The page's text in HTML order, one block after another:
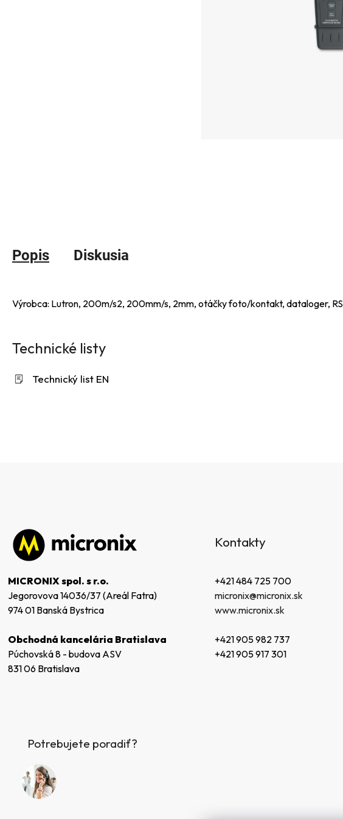
Popis Diskusia
Výrobca: Lutron, 200m/s2, 200mm/s, 2mm, otáčky foto/kontakt, dataloger, RS
Technické listy
Technický list EN
MICRONIX spol. s r.o.
Jegorovova 14036/37 (Areál Fatra)
974 01 Banská Bystrica
Obchodná kancelária Bratislava
Púchovská 8 - budova ASV
831 06 Bratislava
Kontakty
+421 484 725 700
micronix@micronix.sk
www.micronix.sk
+421 905 982 737
+421 905 917 301
Potrebujete poradiť?